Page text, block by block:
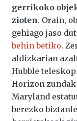
gerrikoko
zioten. Orain,
gehiago jaso
behin betiko.
aldizkarian
Hubble
Horizon
Maryland
berezko